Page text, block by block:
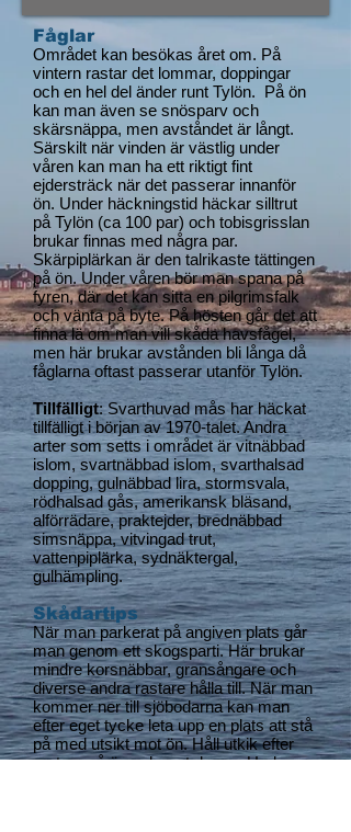
Fåglar
Området kan besökas året om. På
vintern rastar det lommar, doppingar
och en hel del änder runt Tylön. På ön
kan man även se snösparv och
skärsnäppa, men avståndet är långt.
Särskilt när vinden är västlig under
våren kan man ha ett riktigt fint
ejdersträck när det passerar innanför
ön. Under häckningstid häckar silltrut
på Tylön (ca 100 par) och tobisgrisslan
brukar finnas med några par.
Skärpiplärkan är den talrikaste tättingen
på ön. Under våren bör man spana på
fyren, där det kan sitta en pilgrimsfalk
och vänta på byte. På hösten går det att
finna lä om man vill skåda havsfågel,
men här brukar avstånden bli långa då
fåglarna oftast passerar utanför Tylön.
Tillfälligt: Svarthuvad mås har häckat
tillfälligt i början av 1970-talet. Andra
arter som setts i området är vitnäbbad
islom, svartnäbbad islom, svarthalsad
dopping, gulnäbbad lira, stormsvala,
rödhalsad gås, amerikansk bläsand,
alförrädare, praktejder, brednäbbad
simsnäppa, vitvingad trut,
vattenpiplärka, sydnäktergal,
gulhämpling.
Skådartips
När man parkerat på angiven plats går
man genom ett skogsparti. Här brukar
mindre korsnäbbar, gransångare och
diverse andra rastare hålla till. När man
kommer ner till sjöbodarna kan man
efter eget tycke leta upp en plats att stå
på med utsikt mot ön. Håll utkik efter
rastare på ön och runt denna. Under